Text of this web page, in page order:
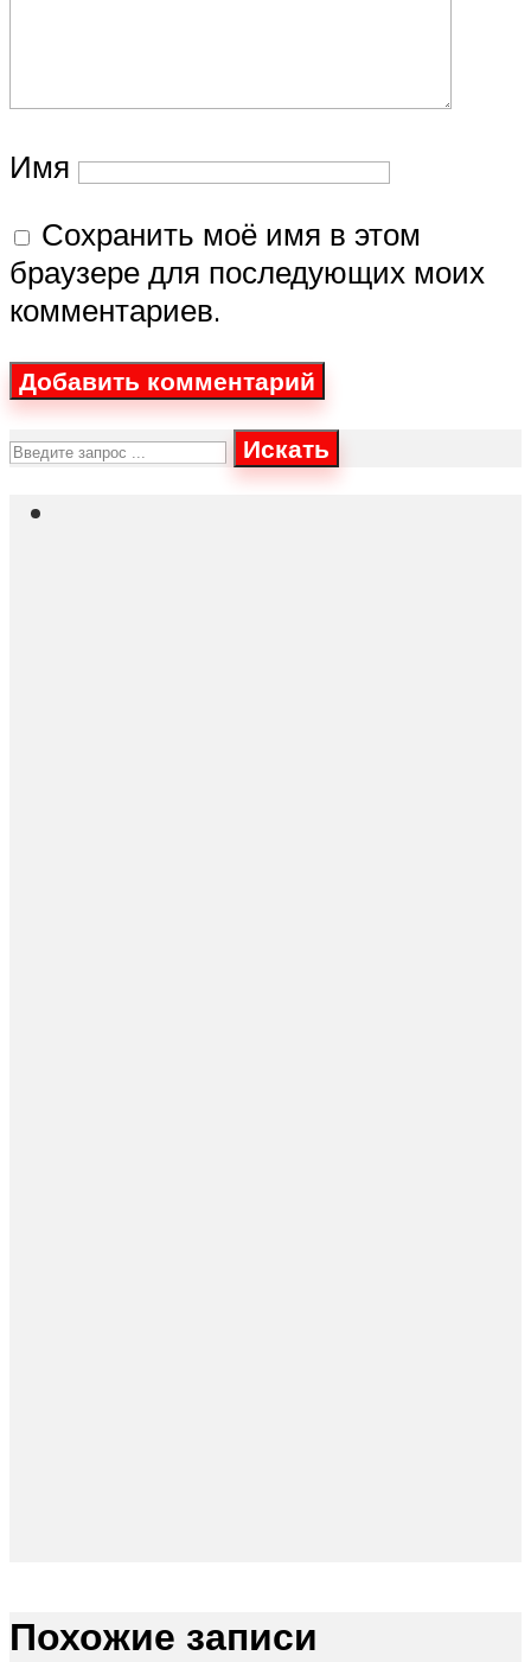
Имя
Сохранить моё имя в этом
браузере для последующих моих
комментариев.
Искать
Похожие записи